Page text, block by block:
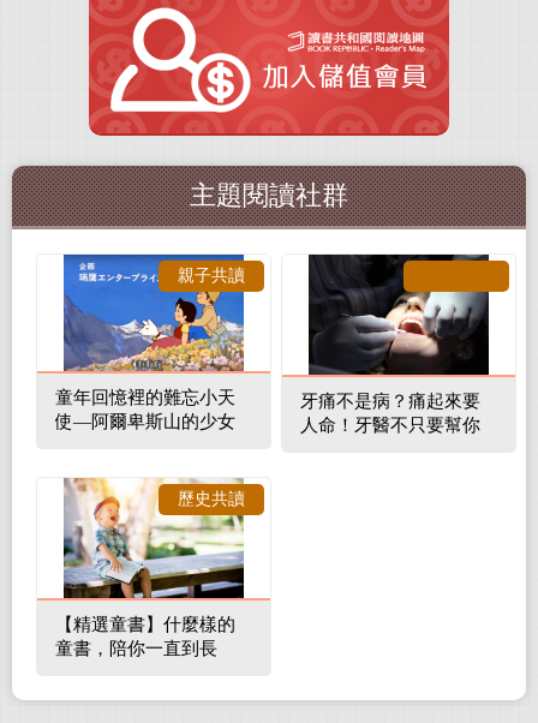
主題閱讀社群
童年回憶裡的難忘小天
使—阿爾卑斯山的少女
親子共讀
牙痛不是病？痛起來要
人命！牙醫不只要幫你
【精選童書】什麼樣的
童書，陪你一直到長
歷史共讀